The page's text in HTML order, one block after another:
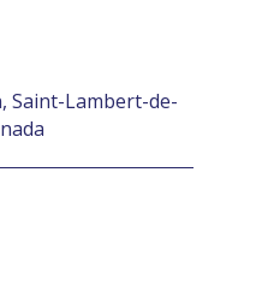
Saint-Lambert-de-